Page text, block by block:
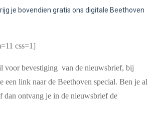
je bovendien gratis ons digitale Beethoven
css=1]
voor bevestiging van de nieuwsbrief, bij
een link naar de Beethoven special. Ben je al
dan ontvang je in de nieuwsbrief de